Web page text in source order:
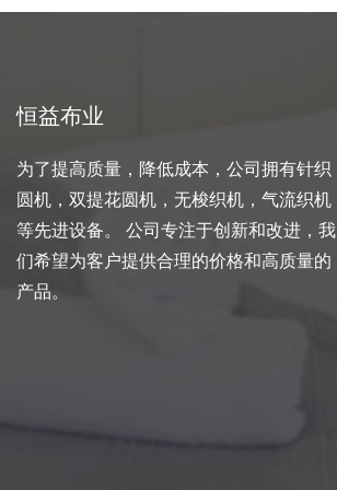
恒益布业
为了提高质量，降低成本，公司拥有针织
圆机，双提花圆机，无梭织机，气流织机
等先进设备。 公司专注于创新和改进，我
们希望为客户提供合理的价格和高质量的
产品。